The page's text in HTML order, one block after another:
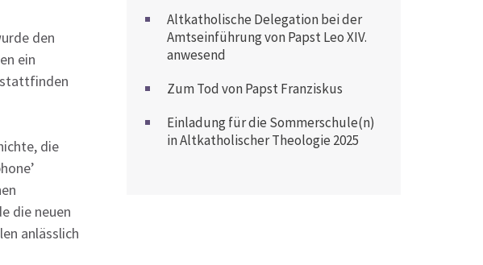
den
ein
stattfinden
die
die neuen
anlässlich
Altkatholische Delegation bei der
Amtseinführung von Papst Leo XIV.
anwesend
Zum Tod von Papst Franziskus
Einladung für die Sommerschule(n)
in Altkatholischer Theologie 2025